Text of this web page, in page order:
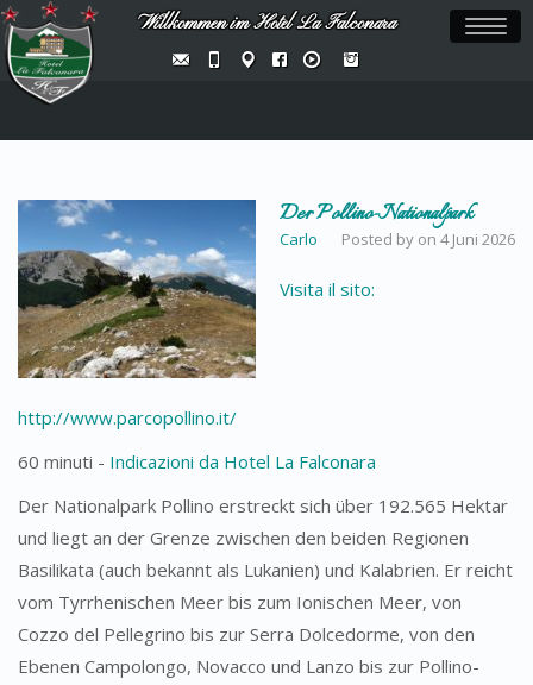
Willkommen im Hotel La Falconara
Der Pollino-Nationalpark
Posted by
Carlo on 4 Juni 2026
Visita il sito:
http://www.parcopollino.it/
60 minuti - Indicazioni da Hotel La Falconara
Der Nationalpark Pollino erstreckt sich über 192.565 Hektar
und liegt an der Grenze zwischen den beiden Regionen
Basilikata (auch bekannt als Lukanien) und Kalabrien. Er reicht
vom Tyrrhenischen Meer bis zum Ionischen Meer, von
Cozzo del Pellegrino bis zur Serra Dolcedorme, von den
Ebenen Campolongo, Novacco und Lanzo bis zur Pollino-